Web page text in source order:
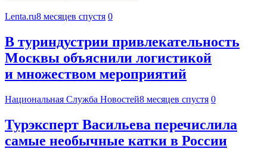
Lenta.ru8 месяцев спустя 0
В туриндустрии привлекательность
Москвы объяснили логистикой
и множеством мероприятий
Национальная Служба Новостей8 месяцев спустя 0
Турэксперт Васильева перечислила
самые необычные катки в России